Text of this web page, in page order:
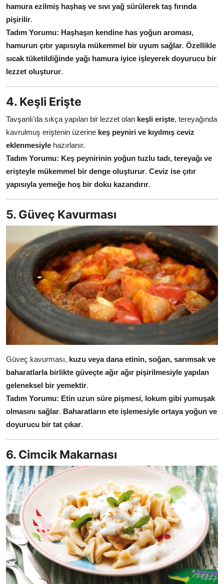
hamura ezilmiş haşhaş ve sıvı yağ sürülerek taş fırında
pişirilir.
Tadım Yorumu: Haşhaşın kendine has yoğun aroması,
hamurun çıtır yapısıyla mükemmel bir uyum sağlar. Özellikle
sıcak tüketildiğinde yağı hamura iyice işleyerek doyurucu bir
lezzet oluşturur.
4. Keşli Erişte
Tavşanlı’da sıkça yapılan bir lezzet olan keşli erişte, tereyağında
kavrulmuş eriştenin üzerine keş peyniri ve kıyılmış ceviz
eklenmesiyle hazırlanır.
Tadım Yorumu: Keş peynirinin yoğun tuzlu tadı, tereyağı ve
erişteyle mükemmel bir denge oluşturur. Ceviz ise çıtır
yapısıyla yemeğe hoş bir doku kazandırır.
5. Güveç Kavurması
Güveç kavurması, kuzu veya dana etinin, soğan, sarımsak ve
baharatlarla birlikte güveçte ağır ağır pişirilmesiyle yapılan
geleneksel bir yemektir.
Tadım Yorumu: Etin uzun süre pişmesi, lokum gibi yumuşak
olmasını sağlar. Baharatların ete işlemesiyle ortaya yoğun ve
doyurucu bir tat çıkar.
6. Cimcik Makarnası